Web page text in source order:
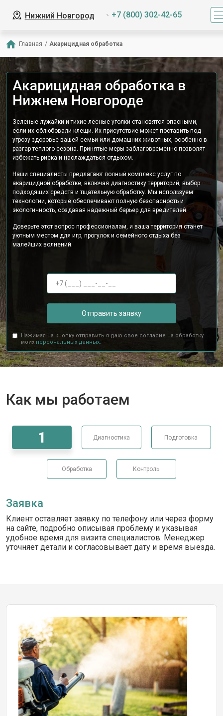
Нижний Новгород +7 (800) 302-42-65
Главная / Акарицидная обработка
Акарицидная обработка в
Нижнем Новгороде
Зеленые лужайки и тихие лесные уголки становятся опасными,
если их облюбовали клещи. Их присутствие может поставить под
угрозу здоровье вашей семьи или домашних животных, особенно в
разгар теплого сезона. Принятые меры заблаговременно позволят
избежать риска и наслаждаться отдыхом.
Наши специалисты предлагают полный комплекс услуг по
акарицидной обработке, включая диагностику территорий, выбор
подходящих средств и тщательную обработку. Мы используем
технологии, которые обеспечивают полную безопасность и
экологичность, создавая надежный барьер для вредителей.
Доверьте этот вопрос профессионалам, и ваша территория станет
уютным местом для игр, прогулок и семейного отдыха без
малейших волнений.
Отправить заявку
Нажимая на кнопку отправить я даю свое согласие на обработку
моих персональных данных.
Как мы работаем
1 Диагностика Подготовка
Обработка Контроль
Заявка
Клиент оставляет заявку по телефону или через форму
на сайте, подробно описывая проблему и указывая
удобное время для визита специалистов. Менеджер
уточняет детали и согласовывает дату и время выезда.